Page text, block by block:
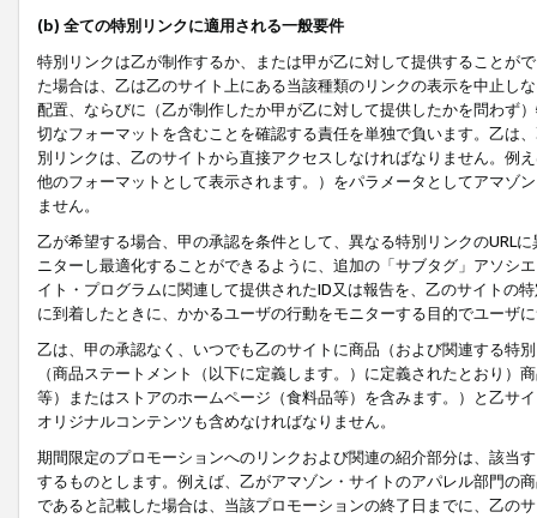
(b) 全ての特別リンクに適用される一般要件
特別リンクは乙が制作するか、または甲が乙に対して提供することが
た場合は、乙は乙のサイト上にある当該種類のリンクの表示を中止し
配置、ならびに（乙が制作したか甲が乙に対して提供したかを問わず
切なフォーマットを含むことを確認する責任を単独で負います。乙は
別リンクは、乙のサイトから直接アクセスしなければなりません。例
他のフォーマットとして表示されます。）をパラメータとしてアマゾ
ません。
乙が希望する場合、甲の承認を条件として、異なる特別リンクのURL
ニターし最適化することができるように、追加の「サブタグ」アソシ
イト・プログラムに関連して提供されたID又は報告を、乙のサイトの
に到着したときに、かかるユーザの行動をモニターする目的でユーザ
乙は、甲の承認なく、いつでも乙のサイトに商品（および関連する特
（商品ステートメント（以下に定義します。）に定義されたとおり
等）またはストアのホームページ（食料品等）を含みます。）と乙サ
オリジナルコンテンツも含めなければなりません。
期間限定のプロモーションへのリンクおよび関連の紹介部分は、該当
するものとします。例えば、乙がアマゾン・サイトのアパレル部門の
であると記載した場合は、当該プロモーションの終了日までに、乙の